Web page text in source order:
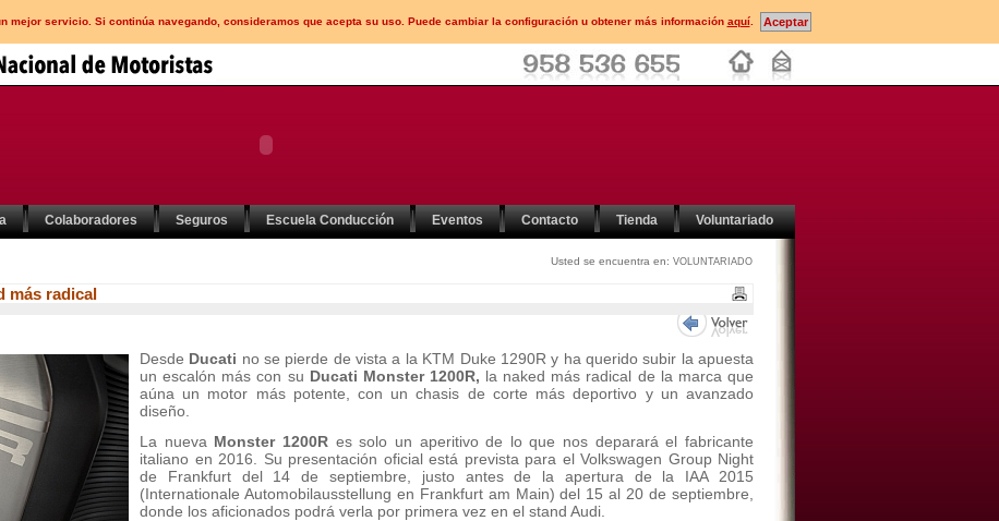
mejor servicio. Si continúa navegando, consideramos que acepta su uso. Puede cambiar la configuración u obtener más información aquí.
Colaboradores Seguros Escuela Conducción Eventos Contacto Tienda Voluntariado
Usted se encuentra en: VOLUNTARIADO
más radical
Desde Ducati no se pierde de vista a la KTM Duke 1290R y ha querido subir la apuesta
un escalón más con su Ducati Monster 1200R, la naked más radical de la marca que
aúna un motor más potente, con un chasis de corte más deportivo y un avanzado
diseño.
La nueva Monster 1200R es solo un aperitivo de lo que nos deparará el fabricante
italiano en 2016. Su presentación oficial está prevista para el Volkswagen Group Night
de Frankfurt del 14 de septiembre, justo antes de la apertura de la IAA 2015
(Internationale Automobilausstellung en Frankfurt am Main) del 15 al 20 de septiembre,
donde los aficionados podrá verla por primera vez en el stand Audi.